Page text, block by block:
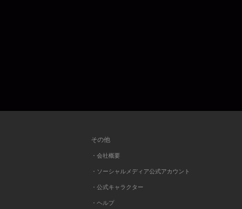
その他
・会社概要
・ソーシャルメディア公式アカウント
・公式キャラクター
・ヘルプ